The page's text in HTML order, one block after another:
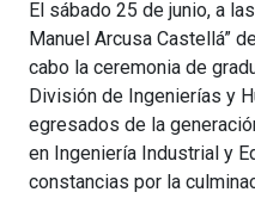
El sábado 25 de junio, a
Manuel Arcusa Castellá”
cabo la ceremonia de
División de Ingenierías y
egresados de la
en Ingeniería Industrial y
constancias por la